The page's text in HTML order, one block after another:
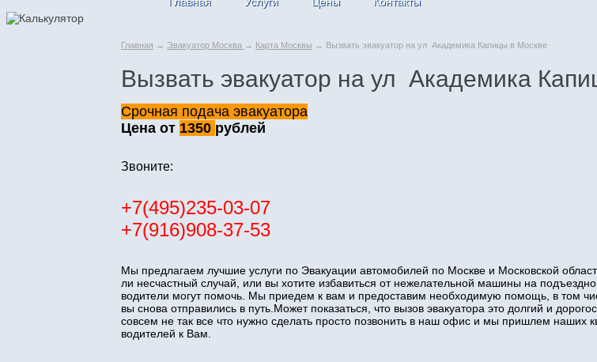
Главная → Эвакуатор Москва → Карта Москвы → Вызвать эвакуатор на ул Академика Капицы в Москве
Вызвать эвакуатор на ул Академика
Срочная подача эвакуатора
Цена от 1350 рублей
Звоните:
+7(495)235-03-07
+7(916)908-37-53
Мы предлагаем лучшие услуги по Эвакуации автомобилей по Москве и Московской
ли несчастный случай, или вы хотите избавиться от нежелательной машины на
водители могут помочь. Мы приедем к вам и предоставим необходимую помощь, в том
вы снова отправились в путь.Может показаться, что вызов эвакуатора это долгий и
совсем не так все что нужно сделать просто позвонить в наш офис и мы пришлем наших
водителей к Вам.